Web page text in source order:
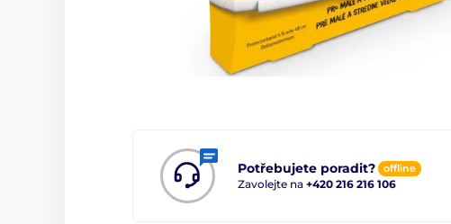
Potřebujete poradit? offline
Zavolejte na +420 216 216 106